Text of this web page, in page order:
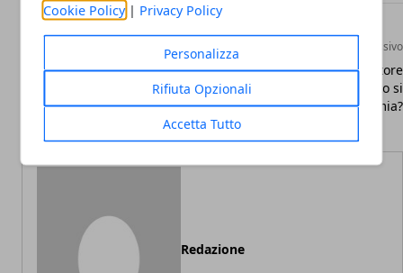
Cookie Policy | Privacy Policy
Personalizza
Rifiuta Opzionali
Accetta Tutto
La super fibra di Wind Tre
Articolo Successivo
Cambiare operatore
telefonico fisso: quanto si
risparmia?
Redazione